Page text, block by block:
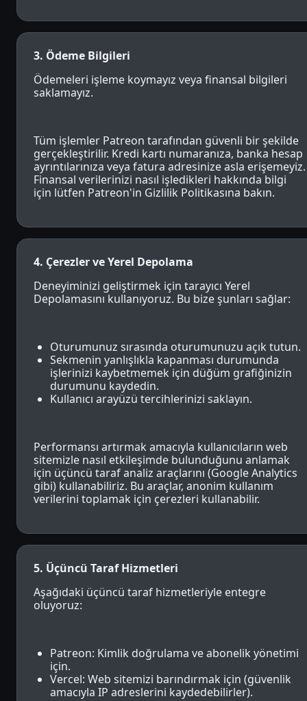
3. Ödeme Bilgileri
Ödemeleri işleme koymayız veya finansal bilgileri
saklamayız.
Tüm işlemler Patreon tarafından güvenli bir şekilde
gerçekleştirilir. Kredi kartı numaranıza, banka hesap
ayrıntılarınıza veya fatura adresinize asla erişemeyiz.
Finansal verilerinizi nasıl işledikleri hakkında bilgi
için lütfen Patreon'in Gizlilik Politikasına bakın.
4. Çerezler ve Yerel Depolama
Deneyiminizi geliştirmek için tarayıcı Yerel
Depolamasını kullanıyoruz. Bu bize şunları sağlar:
Oturumunuz sırasında oturumunuzu açık tutun.
Sekmenin yanlışlıkla kapanması durumunda
işlerinizi kaybetmemek için düğüm grafiğinizin
durumunu kaydedin.
Kullanıcı arayüzü tercihlerinizi saklayın.
Performansı artırmak amacıyla kullanıcıların web
sitemizle nasıl etkileşimde bulunduğunu anlamak
için üçüncü taraf analiz araçlarını (Google Analytics
gibi) kullanabiliriz. Bu araçlar, anonim kullanım
verilerini toplamak için çerezleri kullanabilir.
5. Üçüncü Taraf Hizmetleri
Aşağıdaki üçüncü taraf hizmetleriyle entegre
oluyoruz:
Patreon: Kimlik doğrulama ve abonelik yönetimi
için.
Vercel: Web sitemizi barındırmak için (güvenlik
amacıyla IP adreslerini kaydedebilirler).